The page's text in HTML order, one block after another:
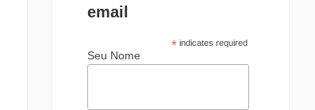
email
*indicates required
Seu Nome